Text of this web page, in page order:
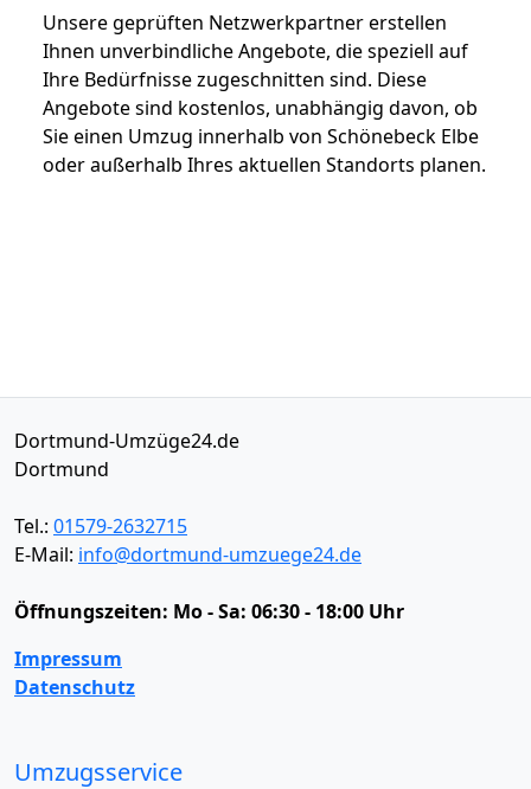
Unsere geprüften Netzwerkpartner erstellen
Ihnen unverbindliche Angebote, die speziell auf
Ihre Bedürfnisse zugeschnitten sind. Diese
Angebote sind kostenlos, unabhängig davon, ob
Sie einen Umzug innerhalb von Schönebeck Elbe
oder außerhalb Ihres aktuellen Standorts planen.
Dortmund-Umzüge24.de
Dortmund
Tel.: 01579-2632715
E-Mail: info@dortmund-umzuege24.de
Öffnungszeiten: Mo - Sa: 06:30 - 18:00 Uhr
Impressum
Datenschutz
Umzugsservice